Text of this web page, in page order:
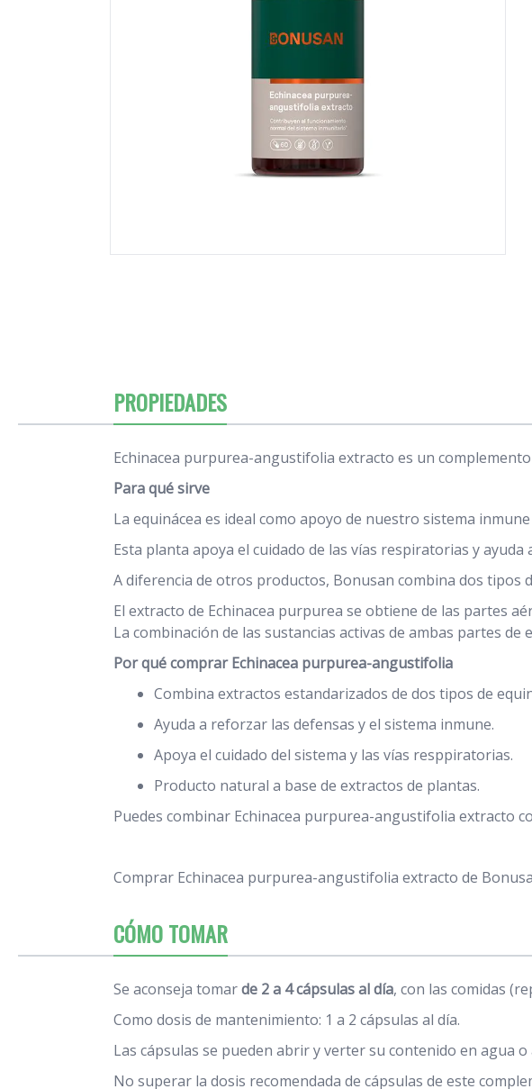
PROPIEDADES
Echinacea purpurea-angustifolia extracto es un
Para qué sirve
La equinácea es ideal como apoyo de nuestro sistema
Esta planta apoya el cuidado de las vías respiratorias y
A diferencia de otros productos, Bonusan combina dos
El extracto de Echinacea purpurea se obtiene de las partes
La combinación de las sustancias activas de ambas partes
Por qué comprar Echinacea purpurea-angustifolia
Combina extractos estandarizados de dos tipos de
Ayuda a reforzar las defensas y el sistema inmune.
Apoya el cuidado del sistema y las vías resppiratorias.
Producto natural a base de extractos de plantas.
Puedes combinar Echinacea purpurea-angustifolia extracto
Comprar Echinacea purpurea-angustifolia extracto de
CÓMO TOMAR
Se aconseja tomarde 2 a 4 cápsulas al día, con las comidas
Como dosis de mantenimiento: 1 a 2 cápsulas al día.
Las cápsulas se pueden abrir y verter su contenido en agua o
No superar la dosis recomendada de cápsulas de este